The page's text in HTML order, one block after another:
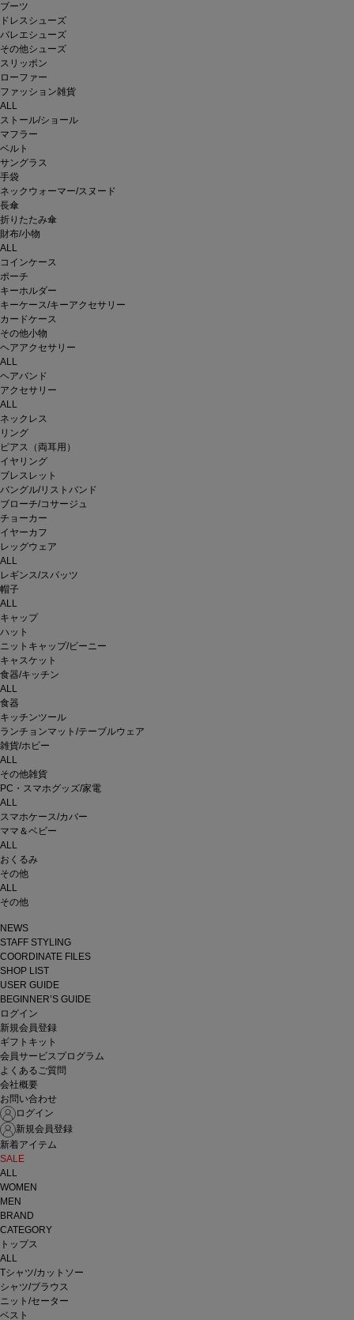
ブーツ
ドレスシューズ
バレエシューズ
その他シューズ
スリッポン
ローファー
ファッション雑貨
ALL
ストール/ショール
マフラー
ベルト
サングラス
手袋
ネックウォーマー/スヌード
長傘
折りたたみ傘
財布/小物
ALL
コインケース
ポーチ
キーホルダー
キーケース/キーアクセサリー
カードケース
その他小物
ヘアアクセサリー
ALL
ヘアバンド
アクセサリー
ALL
ネックレス
リング
ピアス（両耳用）
イヤリング
ブレスレット
バングル/リストバンド
ブローチ/コサージュ
チョーカー
イヤーカフ
レッグウェア
ALL
レギンス/スパッツ
帽子
ALL
キャップ
ハット
ニットキャップ/ビーニー
キャスケット
食器/キッチン
ALL
食器
キッチンツール
ランチョンマット/テーブルウェア
雑貨/ホビー
ALL
その他雑貨
PC・スマホグッズ/家電
ALL
スマホケース/カバー
ママ＆ベビー
ALL
おくるみ
その他
ALL
その他
NEWS
STAFF STYLING
COORDINATE FILES
SHOP LIST
USER GUIDE
BEGINNER’S GUIDE
ログイン
新規会員登録
ギフトキット
会員サービスプログラム
よくあるご質問
会社概要
お問い合わせ
ログイン
新規会員登録
新着アイテム
SALE
ALL
WOMEN
MEN
BRAND
CATEGORY
トップス
ALL
Tシャツ/カットソー
シャツ/ブラウス
ニット/セーター
ベスト